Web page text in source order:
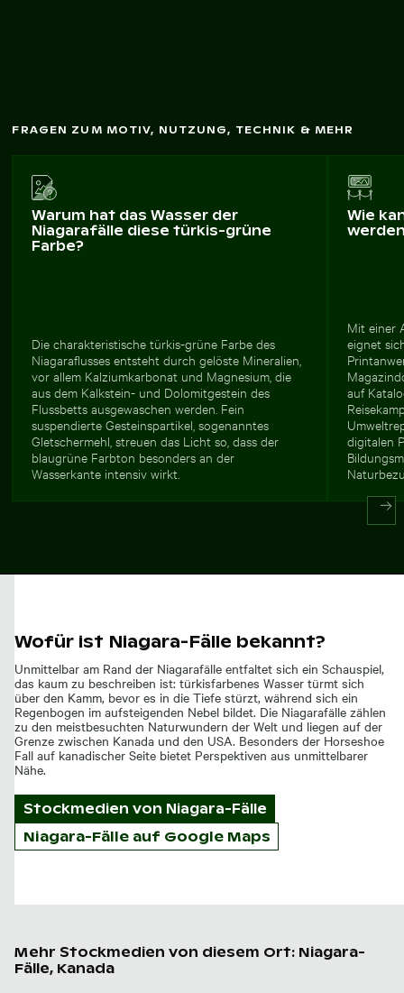
FRAGEN ZUM MOTIV, NUTZUNG, TECHNIK & MEHR
Warum hat das Wasser der
Niagarafälle diese türkis-grüne
Farbe?
Die charakteristische türkis-grüne Farbe des
Niagaraflusses entsteht durch gelöste Mineralien,
vor allem Kalziumkarbonat und Magnesium, die
aus dem Kalkstein- und Dolomitgestein des
Flussbetts ausgewaschen werden. Fein
suspendierte Gesteinspartikel, sogenanntes
Gletschermehl, streuen das Licht so, dass der
blaugrüne Farbton besonders an der
Wasserkante intensiv wirkt.
Wie
Mit einer
eignet
auf
digitalen
Wofür ist Niagara-Fälle bekannt?
Unmittelbar am Rand der Niagarafälle entfaltet sich ein Schauspiel,
das kaum zu beschreiben ist: türkisfarbenes Wasser türmt sich
über den Kamm, bevor es in die Tiefe stürzt, während sich ein
Regenbogen im aufsteigenden Nebel bildet. Die Niagarafälle zählen
zu den meistbesuchten Naturwundern der Welt und liegen auf der
Grenze zwischen Kanada und den USA. Besonders der Horseshoe
Fall auf kanadischer Seite bietet Perspektiven aus unmittelbarer
Nähe.
Stockmedien von Niagara-Fälle
Niagara-Fälle auf Google Maps
Mehr Stockmedien von diesem Ort: Niagara-
Fälle, Kanada